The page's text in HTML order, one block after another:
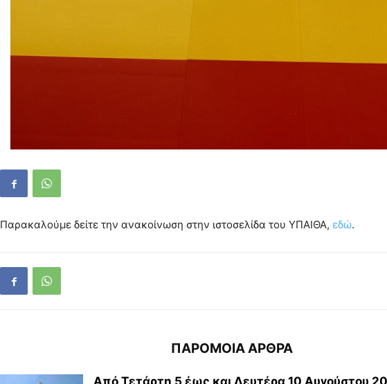
Παρακαλούμε δείτε την ανακοίνωση στην ιστοσελίδα του ΥΠΑΙΘΑ, εδώ.
ΠΑΡΟΜΟΙΑ ΑΡΘΡΑ
Από Τετάρτη 5 έως και Δευτέρα 10 Αυγούστου